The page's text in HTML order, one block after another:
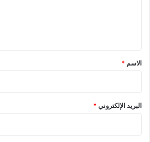
*
الاسم *
البريد الإلكتروني*